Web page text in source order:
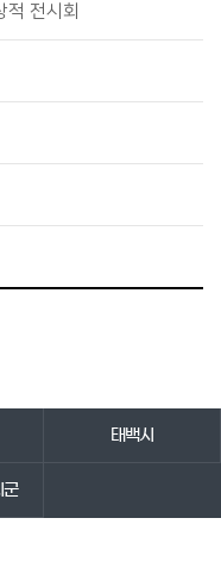
전시회
태백시
군